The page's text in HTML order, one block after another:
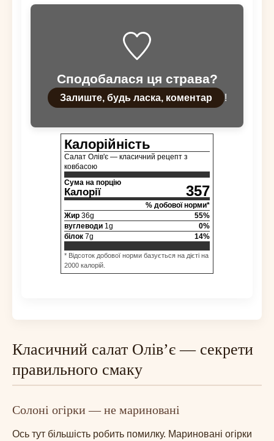
Сподобалася ця страва?
Залиште, будь ласка, коментар !
Калорійність
Салат Олів'є — класичний рецепт з
ковбасою
Сума на порцію
Калорії 357
% добової норми*
Жир 36g 55%
вуглеводи 1g 0%
білок 7g 14%
* Відсоток добової норми базується на дієті на
2000 калорій.
Класичний салат Олів’є — секрети
правильного смаку
Солоні огірки — не мариновані
Ось тут більшість робить помилку. Мариновані огірки